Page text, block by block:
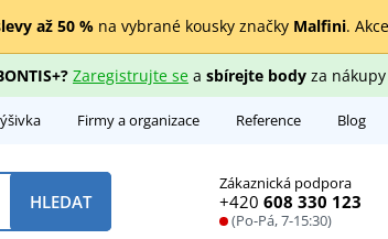
až 50 %na vybrané kousky značky Malfini.
Zaregistrujte sea sbírejte bodyza nákupy
Firmy a organizace Reference Blog
Zákaznická podpora
+420 608 330 123
(Po-Pá, 7-15:30)
HLEDAT